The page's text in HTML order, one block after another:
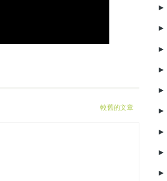
r較舊的文章
►
►
►
►
►
►
►
►
►